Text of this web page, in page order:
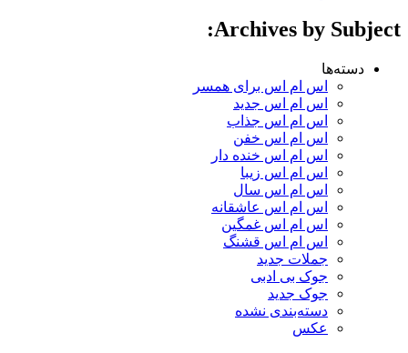
Archives by Subject:
دسته‌ها
اس ام اس برای همسر
اس ام اس جدید
اس ام اس جذاب
اس ام اس خفن
اس ام اس خنده دار
اس ام اس زیبا
اس ام اس سال
اس ام اس عاشقانه
اس ام اس غمگین
اس ام اس قشنگ
جملات جدید
جوک بی ادبی
جوک جدید
دسته‌بندی نشده
عکس